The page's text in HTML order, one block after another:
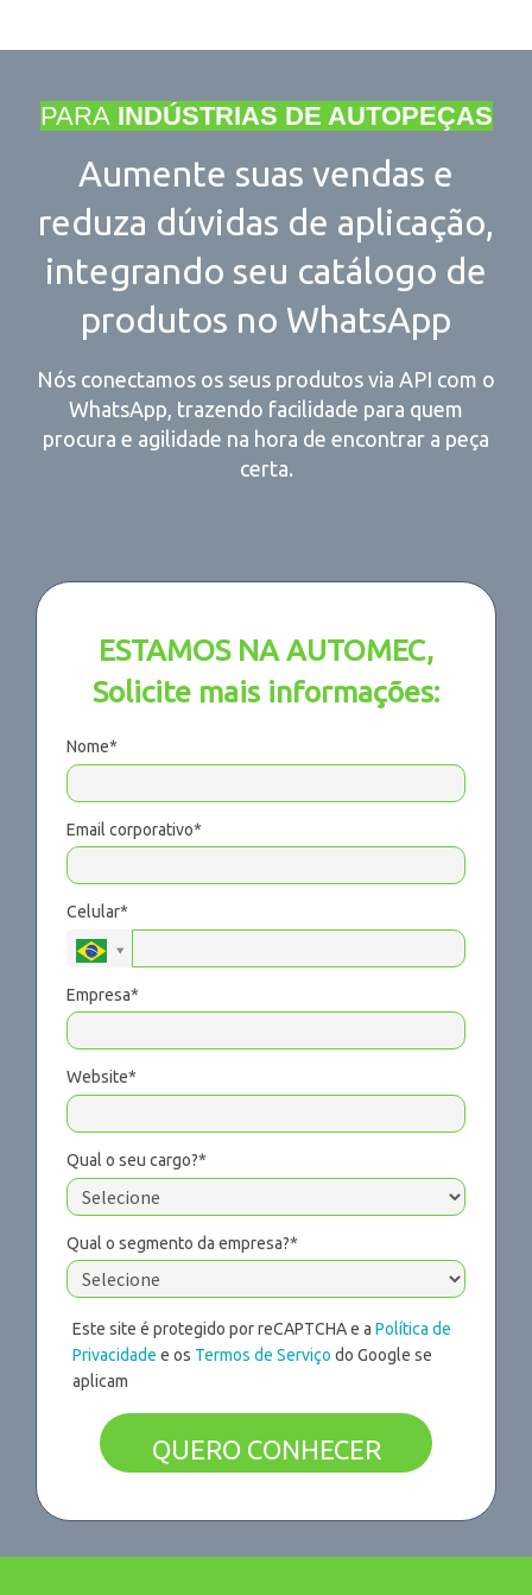
PARAINDÚSTRIAS DE AUTOPEÇAS
Aumente suas vendas e
reduza dúvidas de aplicação,
integrando seu catálogo de
produtos no WhatsApp
Nós conectamos os seus produtos via API com o
WhatsApp, trazendo facilidade para quem
procura e agilidade na hora de encontrar a peça
certa.
ESTAMOS NA AUTOMEC,
Solicite mais informações:
Nome*
Email corporativo*
Celular*
Empresa*
Website*
Qual o seu cargo?*
Qual o segmento da empresa?*
Este site é protegido por reCAPTCHA e a Política de
Privacidade e os Termos de Serviço do Google se
aplicam
QUERO CONHECER